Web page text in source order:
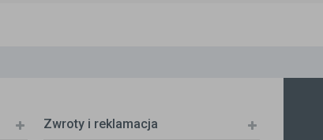
Zwroty i reklamacja